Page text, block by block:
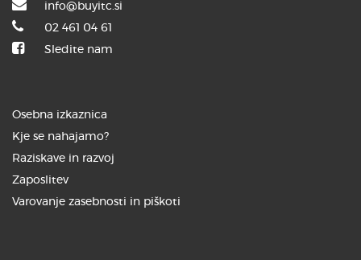
info@buyitc.si
02 461 04 61
Sledite nam
Osebna izkaznica
Kje se nahajamo?
Raziskave in razvoj
Zaposlitev
Varovanje zasebnosti in piškoti